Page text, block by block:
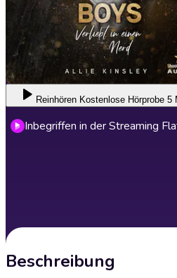
Reinhören Kostenlose Hörprobe 5
Inbegriffen in der Streaming
Beschreibung